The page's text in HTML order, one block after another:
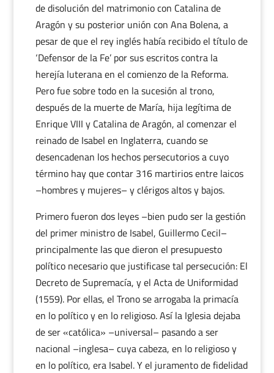
de disolución del matrimonio con Catalina de
Aragón y su posterior unión con Ana Bolena, a
pesar de que el rey inglés había recibido el título de
‘Defensor de la Fe’ por sus escritos contra la
herejía luterana en el comienzo de la Reforma.
Pero fue sobre todo en la sucesión al trono,
después de la muerte de María, hija legítima de
Enrique VIII y Catalina de Aragón, al comenzar el
reinado de Isabel en Inglaterra, cuando se
desencadenan los hechos persecutorios a cuyo
término hay que contar 316 martirios entre laicos
–hombres y mujeres– y clérigos altos y bajos.
Primero fueron dos leyes –bien pudo ser la gestión
del primer ministro de Isabel, Guillermo Cecil–
principalmente las que dieron el presupuesto
político necesario que justificase tal persecución: El
Decreto de Supremacía, y el Acta de Uniformidad
(1559). Por ellas, el Trono se arrogaba la primacía
en lo político y en lo religioso. Así la Iglesia dejaba
de ser «católica» –universal– pasando a ser
nacional –inglesa– cuya cabeza, en lo religioso y
en lo político, era Isabel. Y el juramento de fidelidad